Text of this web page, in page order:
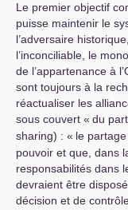
Le premier objectif
puisse maintenir le
l’adversaire
l’inconciliable, le
de l’appartenance à l’
sont toujours à la
réactualiser les
sous couvert « du
sharing) : « le
pouvoir et que, dans
responsabilités dans
devraient être
décision et de